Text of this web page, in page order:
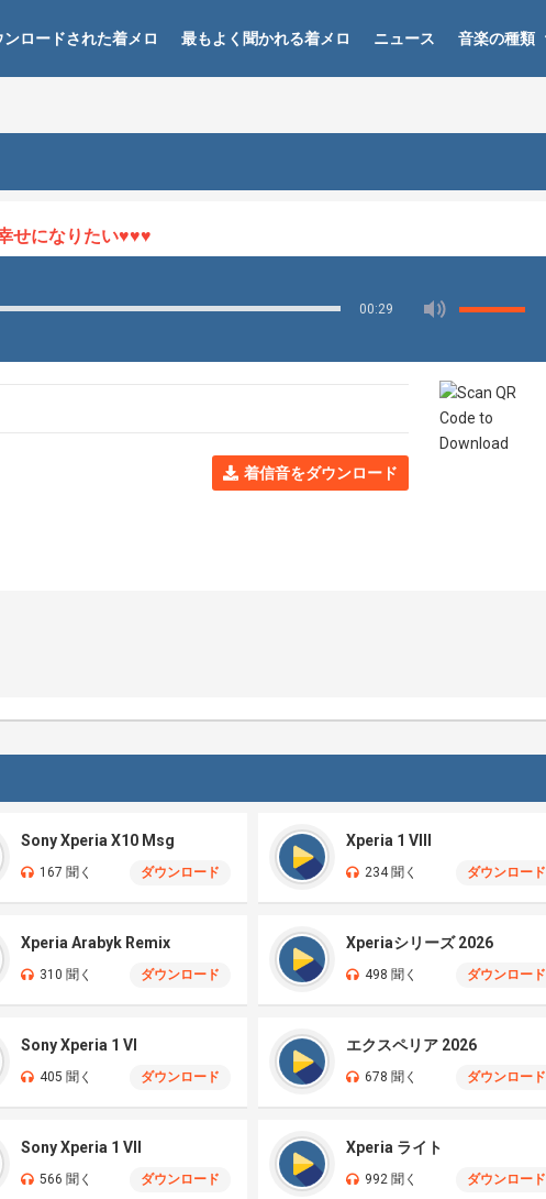
ロードされた着メロ 最もよく聞かれる着メロ ニュース 音楽の種類
なりたい♥♥♥
00:29
着信音をダウンロード
Sony Xperia X10 Msg
167 聞く ダウンロード
Xperia 1 VIII
234 聞く ダウンロード
Xperia Arabyk Remix
310 聞く ダウンロード
Xperiaシリーズ 2026
498 聞く ダウンロード
Sony Xperia 1 VI
405 聞く ダウンロード
エクスペリア 2026
678 聞く ダウンロード
Sony Xperia 1 VII
566 聞く ダウンロード
Xperia ライト
992 聞く ダウンロード